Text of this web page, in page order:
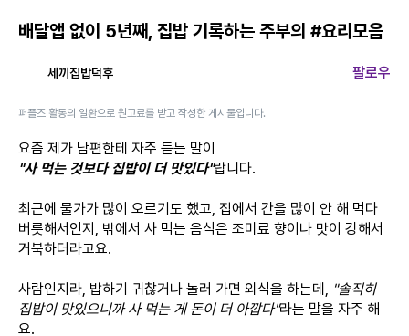
배달앱 없이 5년째, 집밥 기록하는 주부의 #요리모음
세끼집밥덕후 팔로우
퍼플즈 활동의 일환으로 원고료를 받고 작성한 게시물입니다.
요즘 제가 남편한테 자주 듣는 말이
"사 먹는 것보다 집밥이 더 맛있다"랍니다.
최근에 물가가 많이 오르기도 했고, 집에서 간을 많이 안 해 먹다
버릇해서인지, 밖에서 사 먹는 음식은 조미료 향이나 맛이 강해서
거북하더라고요.
사람인지라, 밥하기 귀찮거나 놀러 가면 외식을 하는데, "솔직히
집밥이 맛있으니까 사 먹는 게 돈이 더 아깝다"라는 말을 자주 해
요.